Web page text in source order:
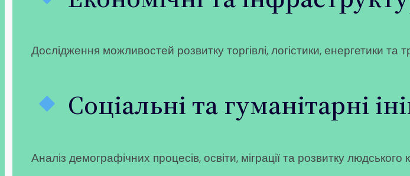
Дослідження можливостей розвитку торгівлі, логістики, енергетики та
Соціальні та гуманітарні
Аналіз демографічних процесів, освіти, міграції та розвитку людського